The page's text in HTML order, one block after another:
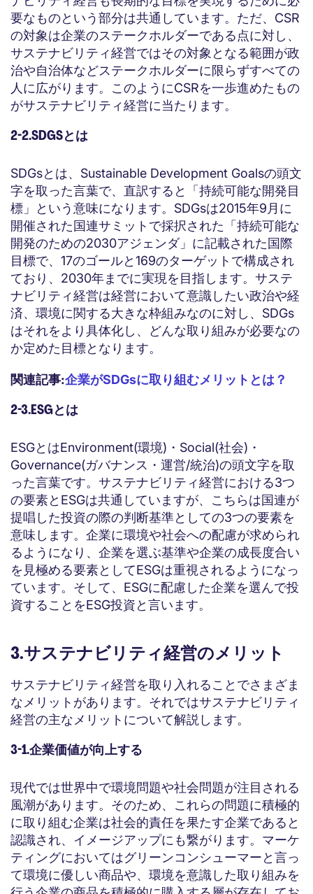
要なものという部分は共通しています。ただ、CSR
の対象は企業のステークホルダーである点に対し、
サステナビリティ経営ではその対象となる範囲が政
治や自治体などステークホルダーに限らずすべての
人に広がります。このようにCSRを一歩進めたもの
がサステナビリティ経営に当たります。
2-2.SDGSとは
SDGsとは、Sustainable Development Goalsの頭文
字を取った言葉で、直訳すると「持続可能な開発目
標」という意味になります。SDGsは2015年9月に
開催された国連サミットで採択された「持続可能な
開発のための2030アジェンダ」に記載された国際
目標で、17のゴールと169のターゲットで構成され
ており、2030年までに実現を目指します。サステ
ナビリティ経営は経営において意識したい政治や経
済、環境に関する大きな枠組みなのに対し、SDGs
はそれをより具体化し、どんな取り組みが必要なの
か定めた目標となります。
関連記事:企業がSDGsに取り組むメリットとは？
2-3.ESGとは
ESGとはEnvironment(環境)・Social(社会)・
Governance(ガバナンス・運営/統治)の頭文字を取
った言葉です。サステナビリティ経営における3つ
の要素とESGは共通していますが、こちらは国連が
提唱した投資の際の判断基準としての3つの要素を
意味します。企業に環境や社会への配慮が求められ
るようになり、企業を選ぶ基準や企業の成長度合い
を見極める要素としてESGは重視されるようになっ
ています。そして、ESGに配慮した企業を選んで投
資することをESG投資と言います。
3.サステナビリティ経営のメリット
サステナビリティ経営を取り入れることでさまざま
なメリットがあります。それではサステナビリティ
経営の主なメリットについて解説します。
3-1.企業価値が向上する
現代では世界中で環境問題や社会問題が注目される
風潮があります。そのため、これらの問題に積極的
に取り組む企業は社会的責任を果たす企業であると
認識され、イメージアップにも繋がります。マーケ
ティングにおいてはグリーンコンシューマーと言っ
て環境に優しい商品や、環境を意識した取り組みを